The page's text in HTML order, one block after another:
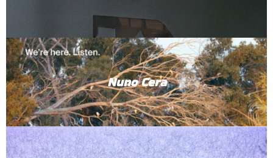
Nuno Cera